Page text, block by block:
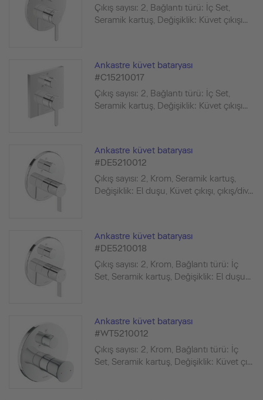
Çıkış sayısı: 2, Bağlantı türü: İç Set,
Seramik kartuş, Değişiklik: Küvet çıkışı...
Ankastre küvet bataryası
#C15210017
Çıkış sayısı: 2, Bağlantı türü: İç Set,
Seramik kartuş, Değişiklik: Küvet çıkışı...
Ankastre küvet bataryası
#DE5210012
Çıkış sayısı: 2, Krom, Seramik kartuş,
Değişiklik: El duşu, Küvet çıkışı, çıkış/div...
Ankastre küvet bataryası
#DE5210018
Çıkış sayısı: 2, Krom, Bağlantı türü: İç
Set, Seramik kartuş, Değişiklik: El duşu...
Ankastre küvet bataryası
#WT5210012
Çıkış sayısı: 2, Krom, Bağlantı türü: İç
Set, Seramik kartuş, Değişiklik: Küvet çı...